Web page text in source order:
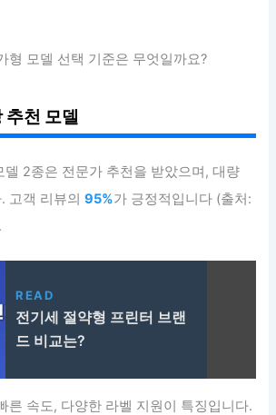
형 모델 선택 기준은 무엇일까요?
천 모델
델 2종은 전문가 추천을 받았으며, 대량
고객 리뷰의95%가 긍정적입니다 (출처:
READ
전기세 절약형 프린터 브랜
드 비교는?
른 속도, 다양한 라벨 지원이 특징입니다.